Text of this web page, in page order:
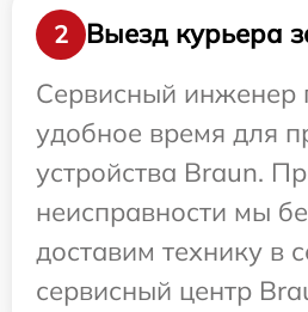
2
Выезд курьера
Сервисный инженер
удобное время для
устройства Braun.
неисправности мы
доставим технику в
сервисный центр